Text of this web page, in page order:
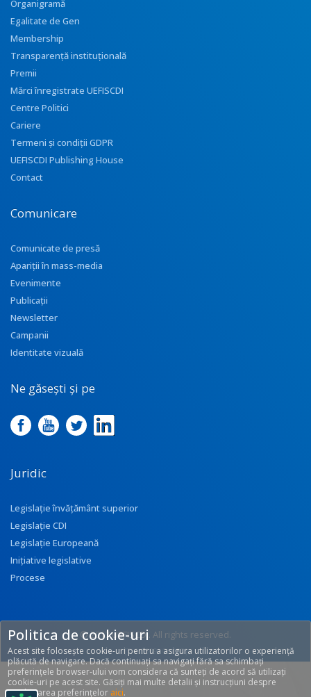
Organigramă
Egalitate de Gen
Membership
Transparenţă instituţională
Premii
Mărci înregistrate UEFISCDI
Centre Politici
Cariere
Termeni și condiții GDPR
UEFISCDI Publishing House
Contact
Comunicare
Comunicate de presă
Apariţii în mass-media
Evenimente
Publicații
Newsletter
Campanii
Identitate vizuală
Ne găsești și pe
Juridic
Legislație învățământ superior
Legislație CDI
Legislație Europeană
Inițiative legislative
Procese
© 2017 UEFISCDI. All rights reserved.
[T: 0.3539, O: 133]
Politica de cookie-uri
Acest site folosește cookie-uri pentru a asigura utilizatorilor o experiență
plăcută de navigare. Dacă continuați sa navigați fără sa schimbați
preferințele browser-ului vom considera că sunteți de acord să utilizați
cookie-uri pe acest site. Găsiți mai multe detalii și instrucțiuni despre
modificarea preferințelor aici.